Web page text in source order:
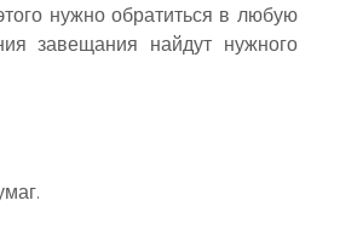
нужно обратиться в любую
завещания найдут нужного